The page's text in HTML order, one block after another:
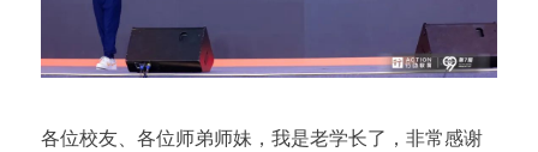
各位校友、各位师弟师妹，我是老学长了，非常感谢